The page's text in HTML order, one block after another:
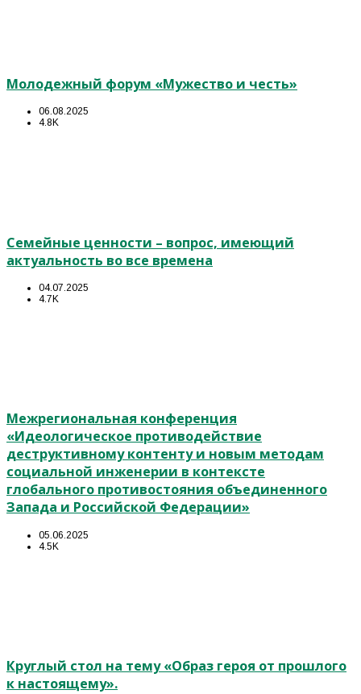
Молодежный форум «Мужество и честь»
06.08.2025
4.8K
Семейные ценности – вопрос, имеющий
актуальность во все времена
04.07.2025
4.7K
Межрегиональная конференция
«Идеологическое противодействие
деструктивному контенту и новым методам
социальной инженерии в контексте
глобального противостояния объединенного
Запада и Российской Федерации»
05.06.2025
4.5K
Круглый стол на тему «Образ героя от прошлого
к настоящему».